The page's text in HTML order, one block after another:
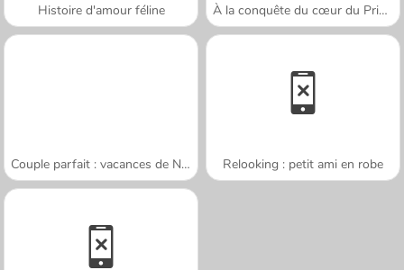
Histoire d'amour féline À la conquête du cœur du Prince
Couple parfait : vacances de Noël Relooking : petit ami en robe